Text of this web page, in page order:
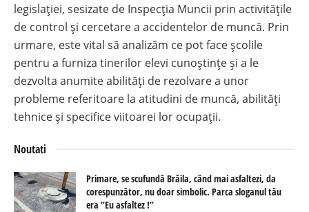
legislației, sesizate de Inspecția Muncii prin activitățile
de control și cercetare a accidentelor de muncă. Prin
urmare, este vital să analizăm ce pot face școlile
pentru a furniza tinerilor elevi cunoștințe și a le
dezvolta anumite abilități de rezolvare a unor
probleme referitoare la atitudini de muncă, abilități
tehnice și specifice viitoarei lor ocupații.
Noutati
Primare, se scufundă Brăila, când mai asfaltezi, da
corespunzător, nu doar simbolic. Parca sloganul tău
era ”Eu asfaltez !”